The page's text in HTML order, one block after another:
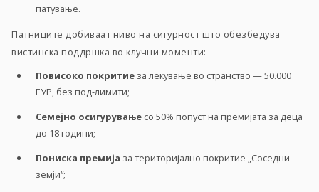
патување.
Патниците добиваат ниво на сигурност што обезбедува
вистинска поддршка во клучни моменти:
Повисоко покритие за лекување во странство —50.000
ЕУР, без под-лимити;
Семејно осигурување со 50% попуст на премијата за деца
до 18 години;
Пониска премија за територијално покритие „Соседни
земји“;